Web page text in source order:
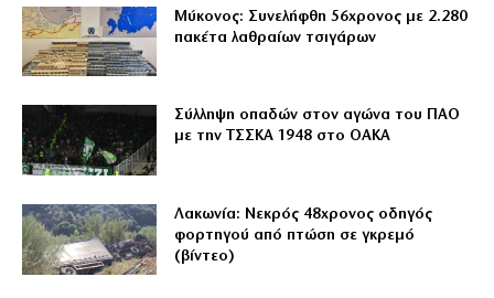
Μύκονος: Συνελήφθη 56χρονος με 2.280
πακέτα λαθραίων τσιγάρων
Σύλληψη οπαδών στον αγώνα του ΠΑΟ
με την ΤΣΣΚΑ 1948 στο ΟΑΚΑ
Λακωνία: Νεκρός 48χρονος οδηγός
φορτηγού από πτώση σε γκρεμό
(βίντεο)